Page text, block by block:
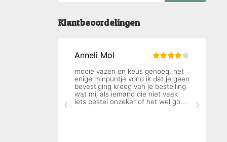
Klantbeoordelingen